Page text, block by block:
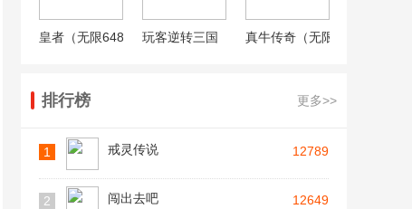
皇者（无限648提充器）玩客逆转三国（送异火刷充）真牛传奇（无限送充送顶赞）
排行榜 更多>>
1 戒灵传说 12789
2 闯出去吧 12649